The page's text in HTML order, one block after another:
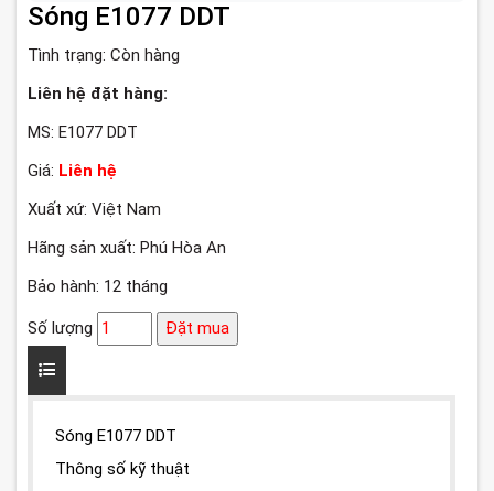
Sóng E1077 DDT
Tình trạng: Còn hàng
Liên hệ đặt hàng:
MS: E1077 DDT
Giá: Liên hệ
Xuất xứ: Việt Nam
Hãng sản xuất: Phú Hòa An
Bảo hành: 12 tháng
Số lượng Đặt mua
Sóng E1077 DDT
Thông số kỹ thuật